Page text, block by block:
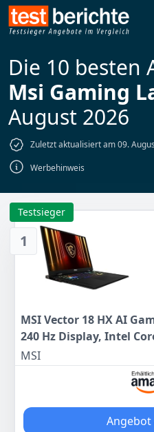
Die 10 besten
Msi Gaming
August 2026
Zuletzt aktualisiert am 09.
Werbehinweis
1
Testsieger
MSI Vector 18 HX AI
240 Hz Display, Intel
GeForce RTX 5090, 32 GB
Windows 11 Home,
MSI
Angebot